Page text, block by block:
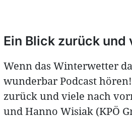
Ein Blick zurück und
Wenn das Winterwetter
wunderbar Podcast
zurück und viele nach
und Hanno Wisiak (KPÖ